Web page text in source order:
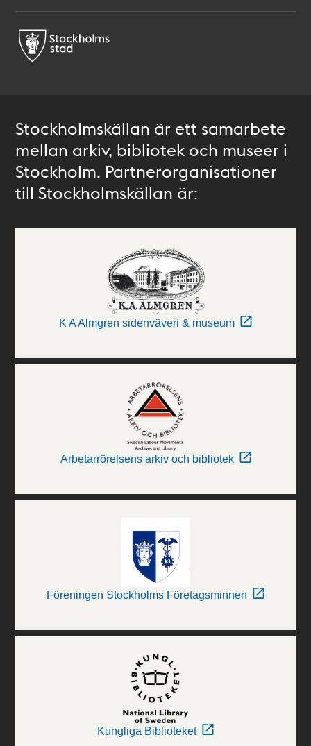
Stockholmskällan är ett samarbete
mellan arkiv, bibliotek och museer i
Stockholm. Partnerorganisationer
till Stockholmskällan är:
K A Almgren sidenväveri & museum
Arbetarrörelsens arkiv och bibliotek
Föreningen Stockholms Företagsminnen
Kungliga Biblioteket